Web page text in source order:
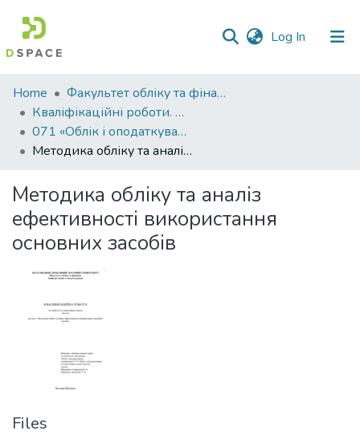
Log In (current)
Communities
&
Collections
All of DSpace
Statistics
Home
Факультет обліку та фінансів
Кваліфікаційні роботи. Факультет обліку та фінансів
071 «Облік і оподаткування» - Магістри 2024-2025
Методика обліку та аналіз ефективності використання основних засобів
Методика обліку та аналіз
ефективності використання
основних засобів
Files